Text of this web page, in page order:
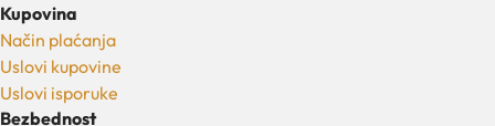
Kupovina
Način plaćanja
Uslovi kupovine
Uslovi isporuke
Bezbednost